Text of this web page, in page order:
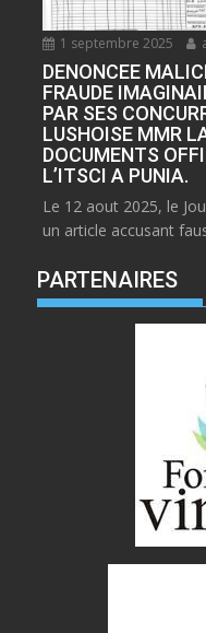
1 septembre 2025
DENONCEE
FRAUDE
PAR SES
LUSHOISE MMR
DOCUMENTS
L’ITSCI A PUNIA.
Le 12 aout 2025, le
un article accusant
PARTENAIRES